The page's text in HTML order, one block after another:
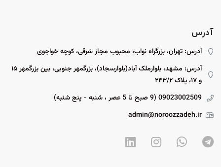
آدرس
آدرس: تهران، بزرگراه نواب، محبوب مجاز شرقی، کوچه خواجوی
آدرس: مشهد، بلوارملک آباد(بلوارسجاد)، بزرگمهر جنوبی، بین بزرگمهر ۱۵
و ۱۷، پلاک ۲۴۳/۲
09023002509 (9 صبح تا 5 عصر ، شنبه - پنج شنبه)
admin@noroozzadeh.ir